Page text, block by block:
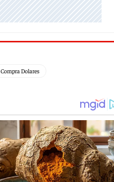
Compra Dolares